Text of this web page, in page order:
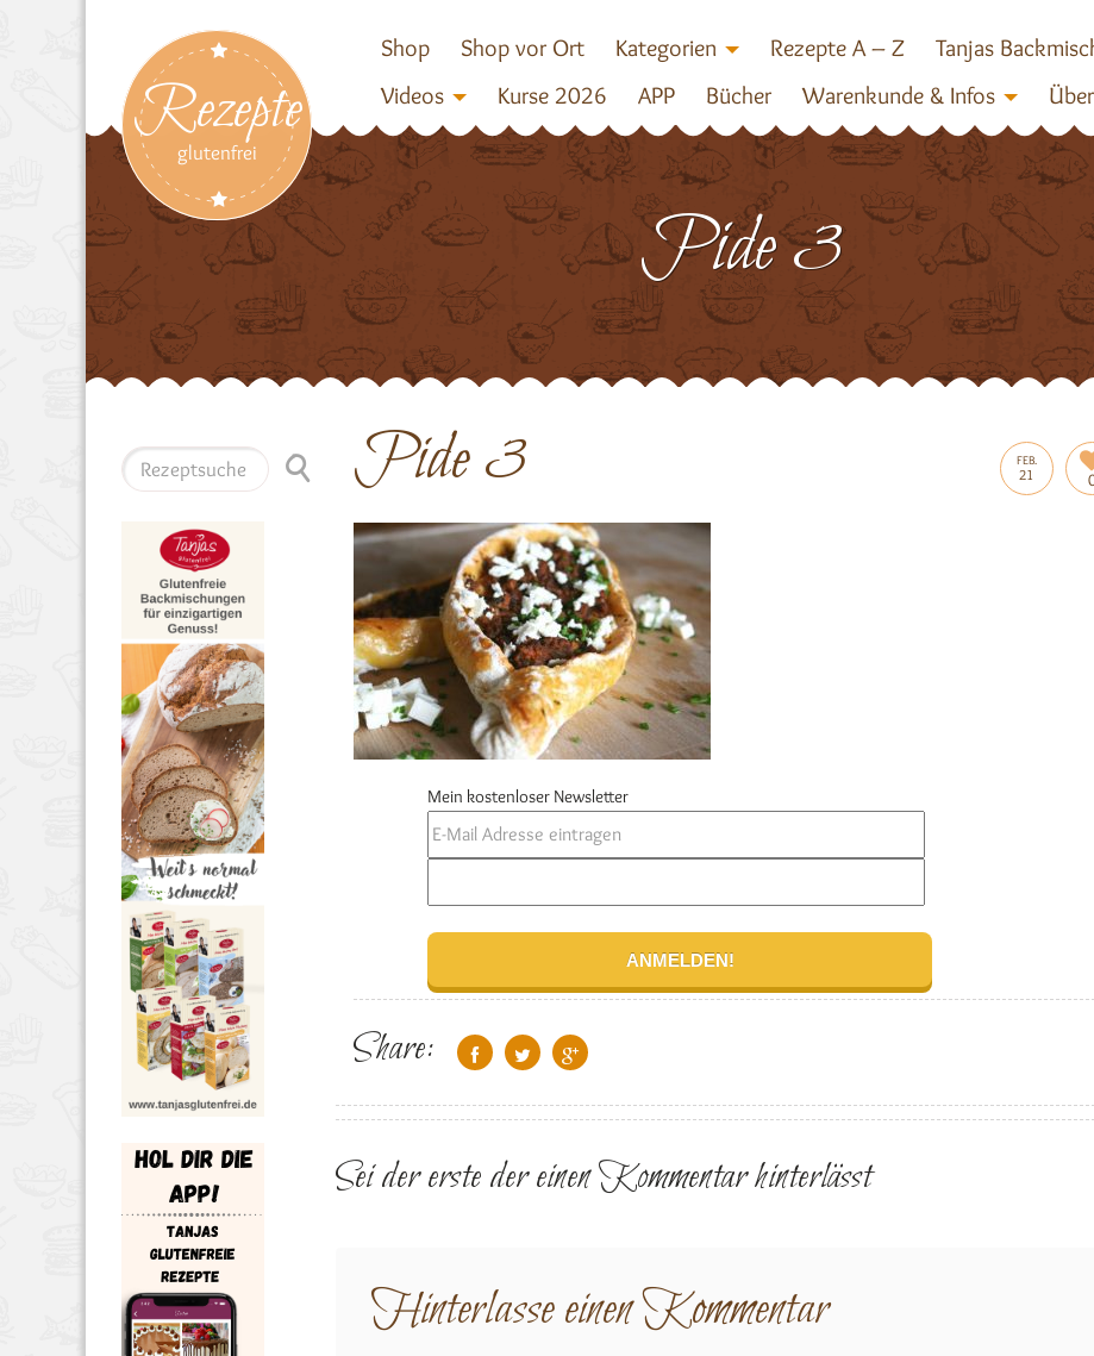
Rezepte
glutenfrei
Shop Shop vor Ort Kategorien Rezepte A – Z Tanjas
Videos
Kurse 2026 APP Bücher Warenkunde & Infos
Pide 3
FEB.
21
Pide 3
Mein kostenloser Newsletter
Share:
Sei der erste der einen Kommentar hinterlässt
Hinterlasse einen Kommentar